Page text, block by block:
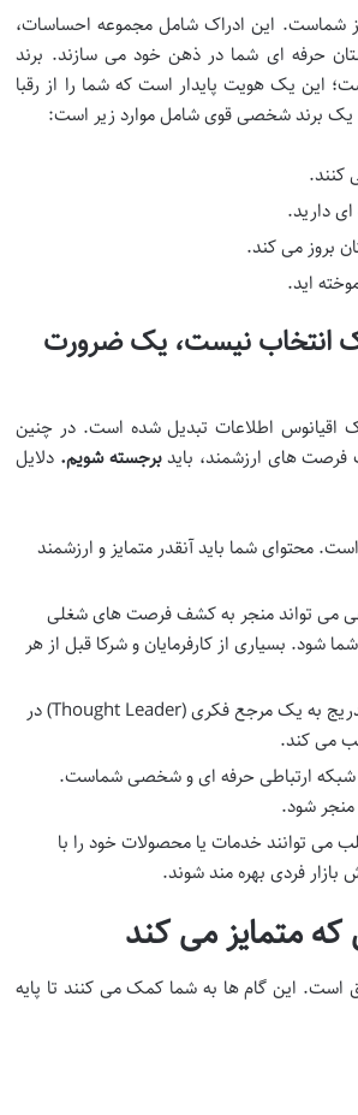
شماست. این ادراک شامل مجموعه احساسات،
حرفه ای شما در ذهن خود می سازند. برند
این یک هویت پایدار است که شما را از رقبا
یک برند شخصی قوی شامل موارد زیر است:
کنند.
دارید.
بروز می کند.
اید.
انتخاب نیست، یک ضرورت
اقیانوس اطلاعات تبدیل شده است. در چنین
های ارزشمند، بایدبرجسته شویم. دلایل
محتوای شما باید آنقدر متمایز و ارزشمند
می تواند منجر به کشف فرصت های شغلی
بسیاری از کارفرمایان و شرکا قبل از هر
با ارائه مداوم محتوای تخصصی و باکیفیت، به تدریج به یک مرجع فکری (Thought Leader) در
می کند.
شبکه ارتباطی حرفه ای و شخصی شماست.
منجر شود.
می توانند خدمات یا محصولات خود را با
فردی بهره مند شوند.
متمایز می کند
است. این گام ها به شما کمک می کنند تا پایه